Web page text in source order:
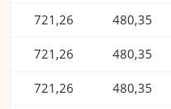
721,26 480,35
721,26 480,35
721,26 480,35